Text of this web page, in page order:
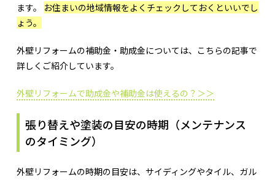
ます。
お住まいの地域情報をよくチェックしておくといいでし
ょう。
外壁リフォームの補助金・助成金については、こちらの記事で
詳しくご紹介しています。
外壁リフォームで助成金や補助金は使えるの？＞＞
張り替えや塗装の目安の時期（メンテナンス
のタイミング）
外壁リフォームの時期の目安は、サイディングやタイル、ガル